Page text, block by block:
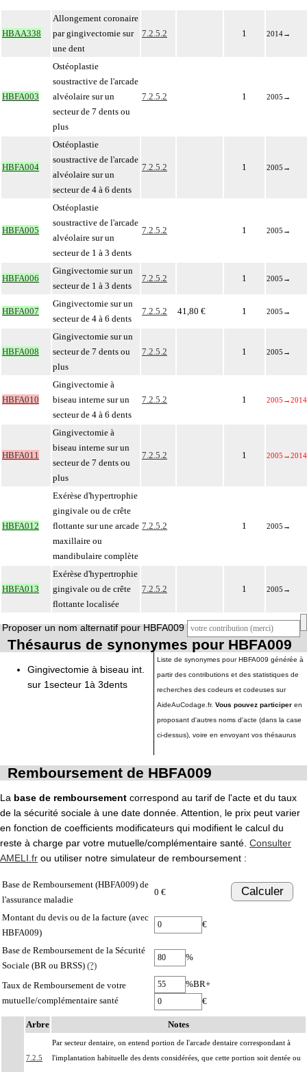
HBAA338
Allongement coronaire
par gingivectomie sur
une dent
7.2.5.2 1 2014→
HBFA003
Ostéoplastie
soustractive de l'arcade
alvéolaire sur un
secteur de 7 dents ou
plus
7.2.5.2 1 2005 →
HBFA004
Ostéoplastie
soustractive de l'arcade
alvéolaire sur un
secteur de 4 à 6 dents
7.2.5.2 1 2005 →
HBFA005
Ostéoplastie
soustractive de l'arcade
alvéolaire sur un
secteur de 1 à 3 dents
7.2.5.2 1 2005 →
HBFA006
Gingivectomie sur un
secteur de 1 à 3 dents
7.2.5.2 1 2005 →
HBFA007
Gingivectomie sur un
secteur de 4 à 6 dents
7.2.5.2 41,80 € 1 2005 →
HBFA008
Gingivectomie sur un
secteur de 7 dents ou
plus
7.2.5.2 1 2005 →
HBFA010
Gingivectomie à
biseau interne sur un
secteur de 4 à 6 dents
7.2.5.2 1 2005 →2014
HBFA011
Gingivectomie à
biseau interne sur un
secteur de 7 dents ou
plus
7.2.5.2 1 2005 →2014
HBFA012
Exérèse d'hypertrophie
gingivale ou de crête
flottante sur une arcade
maxillaire ou
mandibulaire complète
7.2.5.2 1 2005 →
HBFA013
Exérèse d'hypertrophie
gingivale ou de crête
flottante localisée
7.2.5.2 1 2005 →
Proposer un nom alternatif pour HBFA009
Thésaurus de synonymes pour HBFA009
Gingivectomie à biseau int.
sur 1secteur 1à 3dents
Liste de synonymes pour HBFA009 générée à
partir des contributions et des statistiques de
recherches des codeurs et codeuses sur
AideAuCodage.fr. Vous pouvez participer en
proposant d'autres noms d'acte (dans la case
ci-dessus), voire en envoyant vos thésaurus
Remboursement de HBFA009
La base de remboursement correspond au tarif de l'acte et du taux
de la sécurité sociale à une date donnée. Attention, le prix peut varier
en fonction de coefficients modificateurs qui modifient le calcul du
reste à charge par votre mutuelle/complémentaire santé. Consulter
AMELI.fr ou utiliser notre simulateur de remboursement :
Base de Remboursement (HBFA009) de
l'assurance maladie
0 € Calculer
Montant du devis ou de la facture (avec
HBFA009)
€
Base de Remboursement de la Sécurité
Sociale (BR ou BRSS) (?)
%
Taux de Remboursement de votre
mutuelle/complémentaire santé
%BR+
€
Arbre Notes
7.2.5
Par secteur dentaire, on entend portion de l'arcade dentaire correspondant à
l'implantation habituelle des dents considérées, que cette portion soit dentée ou